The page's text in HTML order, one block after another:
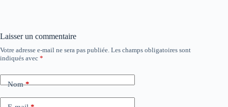
Laisser un commentaire
Votre adresse e-mail ne sera pas publiée. Les champs obligatoires sont
indiqués avec *
Nom*